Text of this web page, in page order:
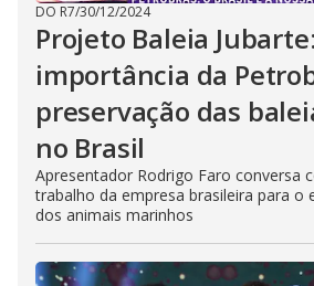
DO R7/30/12/2024
Projeto Baleia
importância da
preservação das
no Brasil
Apresentador Rodrigo Faro conversa
trabalho da empresa brasileira para o
dos animais marinhos